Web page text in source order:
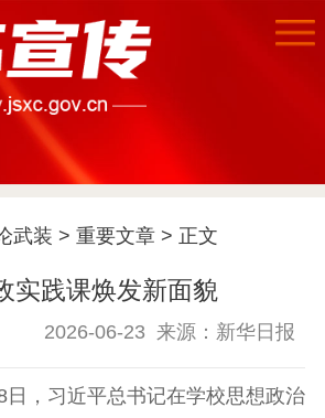
首页
武装 > 重要文章> 正文
实践课焕发新面貌
2026-06-23 来源：新华日报
，习近平总书记在学校思想政治